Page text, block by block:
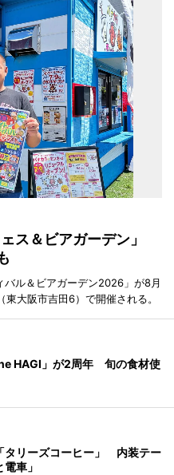
ス＆ビアガーデン」
バル＆ビアガーデン2026」が8月
大阪市吉田6）で開催される。
HAGI」が2周年 旬の食材使
タリーズコーヒー」 内装テー
車」